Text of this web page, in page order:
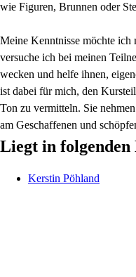
wie Figuren, Brunnen oder
Meine Kenntnisse möchte
versuche ich bei meinen
wecken und helfe ihnen,
ist dabei für mich, den
Ton zu vermitteln. Sie
am Geschaffenen und
Liegt in folgenden
Kerstin Pöhland